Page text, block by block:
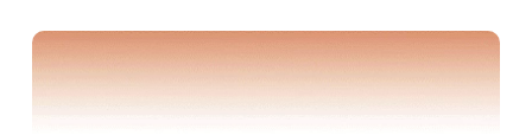
La Pressa